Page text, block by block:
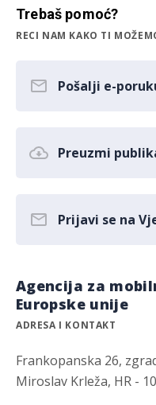
Trebaš pomoć?
RECI NAM KAKO TI
Pošalji e-
Preuzmi
Prijavi se na
Agencija za
Europske unije
ADRESA I KONTAKT
Frankopanska 26,
Miroslav Krleža, HR -